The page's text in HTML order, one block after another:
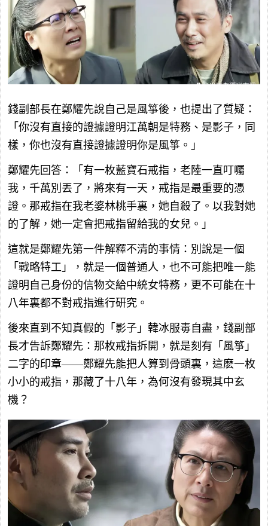
錢副部長在鄭耀先說自己是風箏後，也提出了質疑：
「你沒有直接的證據證明江萬朝是特務、是影子，同
樣，你也沒有直接證據證明你是風箏。」
鄭耀先回答：「有一枚藍寶石戒指，老陸一直叮囑
我，千萬別丟了，將來有一天，戒指是最重要的憑
證。那戒指在我老婆林桃手裏，她自殺了。以我對她
的了解，她一定會把戒指留給我的女兒。」
這就是鄭耀先第一件解釋不清的事情：別說是一個
「戰略特工」，就是一個普通人，也不可能把唯一能
證明自己身份的信物交給中統女特務，更不可能在十
八年裏都不對戒指進行研究。
後來直到不知真假的「影子」韓冰服毒自盡，錢副部
長才告訴鄭耀先：那枚戒指拆開，就是刻有「風箏」
二字的印章——鄭耀先能把人算到骨頭裏，這麽一枚
小小的戒指，那藏了十八年，為何沒有發現其中玄
機？